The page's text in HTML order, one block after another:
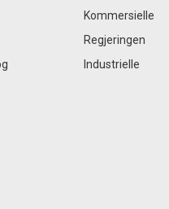
Kommersielle
Regjeringen
Industrielle